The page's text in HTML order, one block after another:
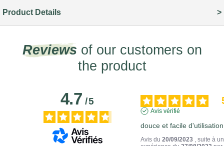
Product Details
Reviews of our customers on
the product
4.7/5
Avis vérifié
douce et facile d'utilisation
Avis du20/09/2023
, suite à